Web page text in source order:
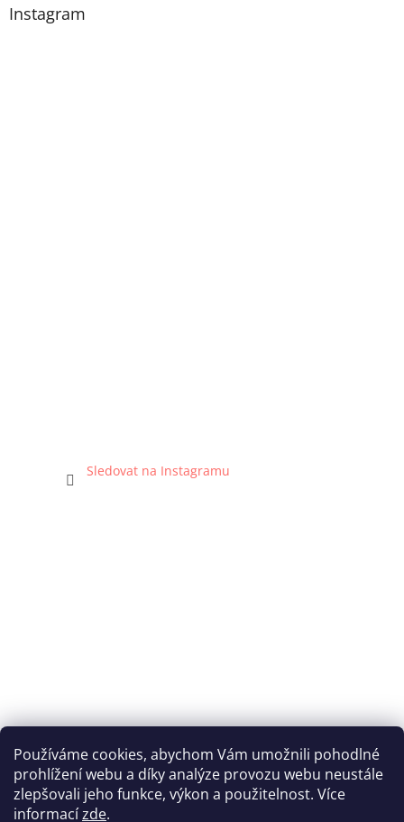
Používáme cookies, abychom Vám umožnili pohodlné
prohlížení webu a díky analýze provozu webu neustále
zlepšovali jeho funkce, výkon a použitelnost. Více
informacízde.
Instagram
Sledovat na Instagramu
Katka Hromasová Foto